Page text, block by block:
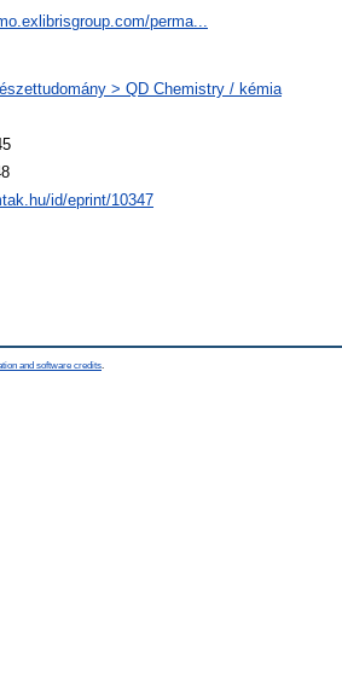
perma...
> QD Chemistry / kémia
id/eprint/10347
and software credits